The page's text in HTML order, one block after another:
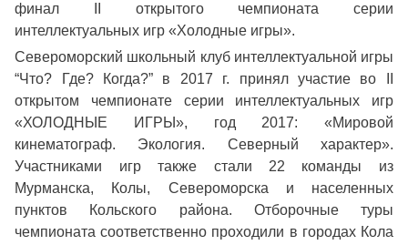
финал II открытого чемпионата серии
интеллектуальных игр «Холодные игры».
Североморский школьный клуб интеллектуальной игры
“Что? Где? Когда?” в 2017 г. принял участие во II
открытом чемпионате серии интеллектуальных игр
«ХОЛОДНЫЕ ИГРЫ», год 2017: «Мировой
кинематограф. Экология. Северный характер».
Участниками игр также стали 22 команды из
Мурманска, Колы, Североморска и населенных
пунктов Кольского района. Отборочные туры
чемпионата соответственно проходили в городах Кола